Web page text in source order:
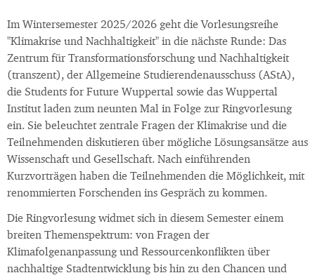
Im Wintersemester 2025/2026 geht die Vorlesungsreihe
"Klimakrise und Nachhaltigkeit" in die nächste Runde: Das
Zentrum für Transformationsforschung und Nachhaltigkeit
(transzent), der Allgemeine Studierendenausschuss (AStA),
die Students for Future Wuppertal sowie das Wuppertal
Institut laden zum neunten Mal in Folge zur Ringvorlesung
ein. Sie beleuchtet zentrale Fragen der Klimakrise und die
Teilnehmenden diskutieren über mögliche Lösungsansätze aus
Wissenschaft und Gesellschaft. Nach einführenden
Kurzvorträgen haben die Teilnehmenden die Möglichkeit, mit
renommierten Forschenden ins Gespräch zu kommen.
Die Ringvorlesung widmet sich in diesem Semester einem
breiten Themenspektrum: von Fragen der
Klimafolgenanpassung und Ressourcenkonflikten über
nachhaltige Stadtentwicklung bis hin zu den Chancen und